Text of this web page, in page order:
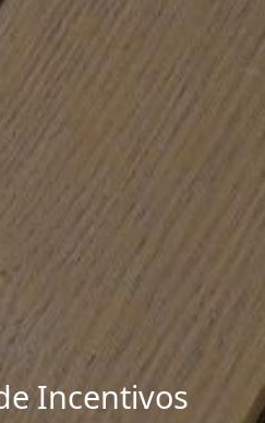
Incentivos